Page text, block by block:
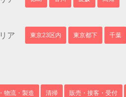
ア 東京23区内 東京都下 千葉
物流・製造 清掃 販売・接客・受付